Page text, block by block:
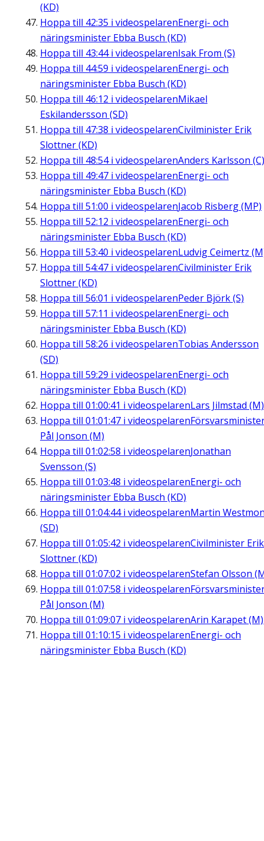
(KD)
Hoppa till 42:35 i videospelarenEnergi- och
näringsminister Ebba Busch (KD)
Hoppa till 43:44i videospelarenIsak From (S)
Hoppa till 44:59 i videospelarenEnergi- och
näringsminister Ebba Busch (KD)
Hoppa till 46:12 i videospelarenMikael
Eskilandersson (SD)
Hoppa till 47:38 i videospelarenCivilminister Erik
Slottner (KD)
Hoppa till 48:54i videospelarenAnders Karlsson (C)
Hoppa till 49:47 i videospelarenEnergi- och
näringsminister Ebba Busch (KD)
Hoppa till 51:00 i videospelarenJacob Risberg (MP)
Hoppa till 52:12 i videospelarenEnergi- och
näringsminister Ebba Busch (KD)
Hoppa till 53:40 i videospelarenLudvig Ceimertz
Hoppa till 54:47 i videospelarenCivilminister Erik
Slottner (KD)
Hoppa till 56:01 i videospelarenPeder Björk (S)
Hoppa till 57:11 i videospelarenEnergi- och
näringsminister Ebba Busch (KD)
Hoppa till 58:26 i videospelarenTobias Andersson
(SD)
Hoppa till 59:29 i videospelarenEnergi- och
näringsminister Ebba Busch (KD)
Hoppa till 01:00:41 i videospelarenLars Jilmstad (M)
Hoppa till 01:01:47 i videospelaren
Pål Jonson (M)
Hoppa till 01:02:58 i videospelarenJonathan
Svensson (S)
Hoppa till 01:03:48 i videospelarenEnergi- och
näringsminister Ebba Busch (KD)
Hoppa till 01:04:44i videospelarenMartin
(SD)
Hoppa till 01:05:42 i videospelarenCivilminister Erik
Slottner (KD)
Hoppa till 01:07:02 i videospelarenStefan Olsson
Hoppa till 01:07:58 i videospelaren
Pål Jonson (M)
Hoppa till 01:09:07 i videospelarenArin Karapet (M)
Hoppa till 01:10:15 i videospelarenEnergi- och
näringsminister Ebba Busch (KD)